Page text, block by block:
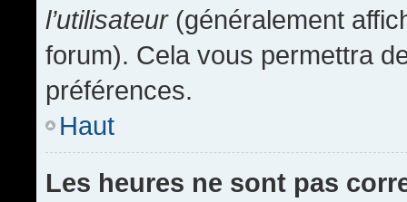
l’utilisateur(généralement
forum). Cela vous permettra
préférences.
Haut
Les heures ne sont pas